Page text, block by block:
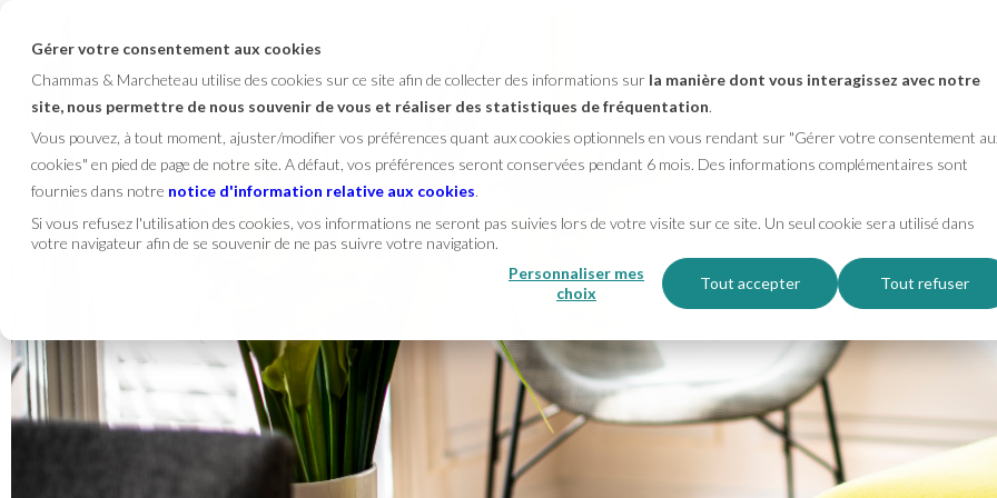
Gérer votre consentement aux cookies
Chammas & Marcheteau utilise des cookies sur ce site afin de collecter des informations sur la manière dont vous interagissez avec notre
site, nous permettre de nous souvenir de vous et réaliser des statistiques de fréquentation.
Vous pouvez, à tout moment, ajuster/modifier vos préférences quant aux cookies optionnels en vous rendant sur "Gérer votre consentement
cookies" en pied de page de notre site. A défaut, vos préférences seront conservées pendant 6 mois. Des informations complémentaires sont
fournies dans notre notice d'information relative aux cookies.
Si vous refusez l'utilisation des cookies, vos informations ne seront pas suivies lors de votre visite sur ce site. Un seul cookie sera utilisé dans
votre navigateur afin de se souvenir de ne pas suivre votre navigation.
Personnaliser mes
choix
Tout accepter Tout refuser